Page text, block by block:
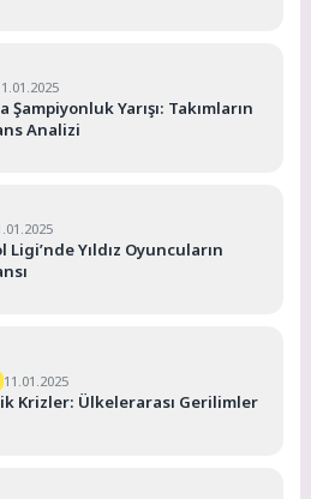
Şampiyonluk Yarışı: Takımların
Analizi
Ligi’nde Yıldız Oyuncuların
11.01.2025
Krizler: Ülkelerarası Gerilimler